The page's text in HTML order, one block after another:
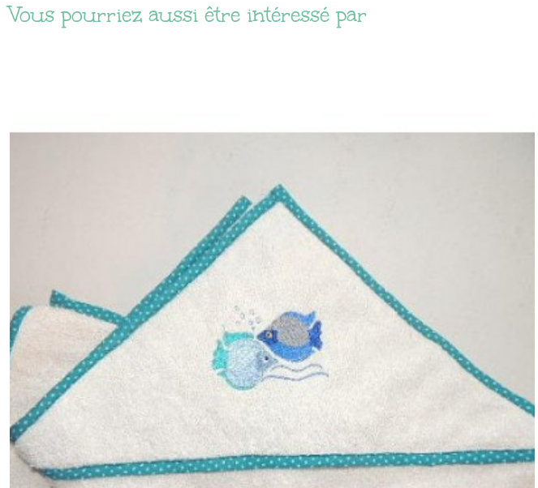
Vous pourriez aussi être intéressé par